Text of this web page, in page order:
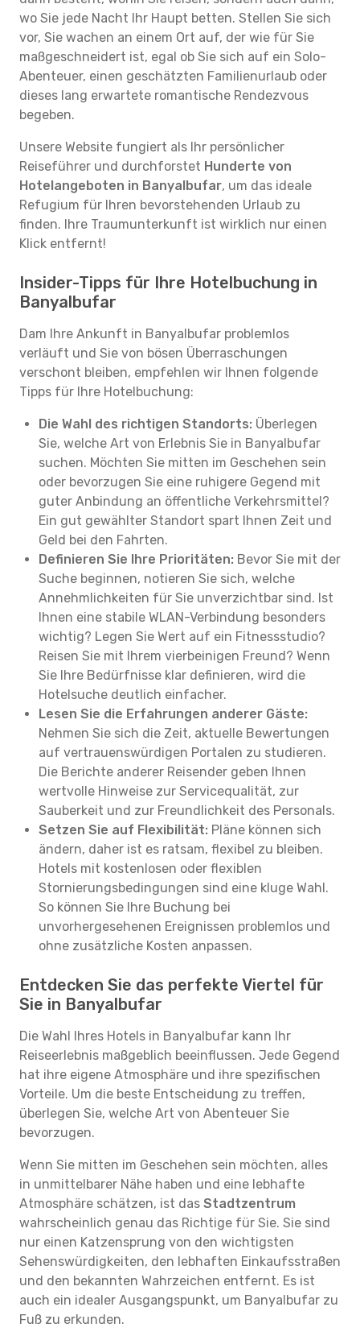
wo Sie jede Nacht Ihr Haupt betten. Stellen Sie sich
vor, Sie wachen an einem Ort auf, der wie für Sie
maßgeschneidert ist, egal ob Sie sich auf ein Solo-
Abenteuer, einen geschätzten Familienurlaub oder
dieses lang erwartete romantische Rendezvous
begeben.
Unsere Website fungiert als Ihr persönlicher
Reiseführer und durchforstet Hunderte von
Hotelangeboten in Banyalbufar, um das ideale
Refugium für Ihren bevorstehenden Urlaub zu
finden. Ihre Traumunterkunft ist wirklich nur einen
Klick entfernt!
Insider-Tipps für Ihre Hotelbuchung in
Banyalbufar
Dam Ihre Ankunft in Banyalbufar problemlos
verläuft und Sie von bösen Überraschungen
verschont bleiben, empfehlen wir Ihnen folgende
Tipps für Ihre Hotelbuchung:
Die Wahl des richtigen Standorts: Überlegen
Sie, welche Art von Erlebnis Sie in Banyalbufar
suchen. Möchten Sie mitten im Geschehen sein
oder bevorzugen Sie eine ruhigere Gegend mit
guter Anbindung an öffentliche Verkehrsmittel?
Ein gut gewählter Standort spart Ihnen Zeit und
Geld bei den Fahrten.
Definieren Sie Ihre Prioritäten: Bevor Sie mit der
Suche beginnen, notieren Sie sich, welche
Annehmlichkeiten für Sie unverzichtbar sind. Ist
Ihnen eine stabile WLAN-Verbindung besonders
wichtig? Legen Sie Wert auf ein Fitnessstudio?
Reisen Sie mit Ihrem vierbeinigen Freund? Wenn
Sie Ihre Bedürfnisse klar definieren, wird die
Hotelsuche deutlich einfacher.
Lesen Sie die Erfahrungen anderer Gäste:
Nehmen Sie sich die Zeit, aktuelle Bewertungen
auf vertrauenswürdigen Portalen zu studieren.
Die Berichte anderer Reisender geben Ihnen
wertvolle Hinweise zur Servicequalität, zur
Sauberkeit und zur Freundlichkeit des Personals.
Setzen Sie auf Flexibilität: Pläne können sich
ändern, daher ist es ratsam, flexibel zu bleiben.
Hotels mit kostenlosen oder flexiblen
Stornierungsbedingungen sind eine kluge Wahl.
So können Sie Ihre Buchung bei
unvorhergesehenen Ereignissen problemlos und
ohne zusätzliche Kosten anpassen.
Entdecken Sie das perfekte Viertel für
Sie in Banyalbufar
Die Wahl Ihres Hotels in Banyalbufar kann Ihr
Reiseerlebnis maßgeblich beeinflussen. Jede Gegend
hat ihre eigene Atmosphäre und ihre spezifischen
Vorteile. Um die beste Entscheidung zu treffen,
überlegen Sie, welche Art von Abenteuer Sie
bevorzugen.
Wenn Sie mitten im Geschehen sein möchten, alles
in unmittelbarer Nähe haben und eine lebhafte
Atmosphäre schätzen, ist das Stadtzentrum
wahrscheinlich genau das Richtige für Sie. Sie sind
nur einen Katzensprung von den wichtigsten
Sehenswürdigkeiten, den lebhaften Einkaufsstraßen
und den bekannten Wahrzeichen entfernt. Es ist
auch ein idealer Ausgangspunkt, um Banyalbufar zu
Fuß zu erkunden.